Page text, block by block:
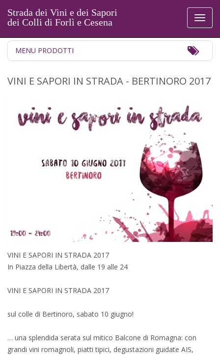
Strada dei Vini e dei Sapori
dei Colli di Forlì e Cesena
MENU PRODOTTI
VINI E SAPORI IN STRADA - BERTINORO 2017
VINI E SAPORI IN STRADA 2017
In Piazza della Libertà, dalle 19 alle 24
VINI E SAPORI IN STRADA 2017
sul colle di Bertinoro, sabato 10 giugno!
… una splendida serata sul mitico Balcone di Romagna: con
grandi vini romagnoli, piatti tipici, degustazioni guidate AIS,